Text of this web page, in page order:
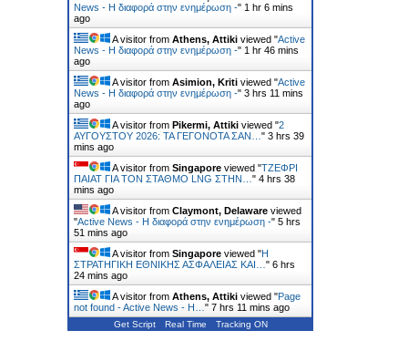
News - Η διαφορά στην ενημέρωση -" 1 hr 6 mins
ago
A visitor from Athens, Attiki viewed "Active
News - Η διαφορά στην ενημέρωση -" 1 hr 46 mins
ago
A visitor from Asimion, Kriti viewed "Active
News - Η διαφορά στην ενημέρωση -" 3 hrs 11 mins
ago
A visitor from Pikermi, Attiki viewed "2
ΑΥΓΟΥΣΤΟΥ 2026: ΤΑ ΓΕΓΟΝΟΤΑ ΣΑΝ… " 3 hrs 39
mins ago
A visitor from Singapore viewed "ΤΖΕΦΡΙ
ΠΑΙΑΤ ΓΙΑ ΤΟΝ ΣΤΑΘΜΟ LNG ΣΤΗΝ… " 4 hrs 38
mins ago
A visitor from Claymont, Delaware viewed
"Active News - Η διαφορά στην ενημέρωση -" 5 hrs
51 mins ago
A visitor from Singapore viewed "Η
ΣΤΡΑΤΗΓΙΚΗ ΕΘΝΙΚΗΣ ΑΣΦΑΛΕΙΑΣ ΚΑΙ… " 6 hrs
24 mins ago
A visitor from Athens, Attiki viewed "Page
not found - Active News - Η… " 7 hrs 11 mins ago
Get Script Real Time Tracking ON